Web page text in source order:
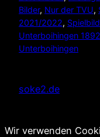
Bilder, Nur der TVU,
2021/2022,
Unterboihingen
Unterboihingen
soke2.de
Wir verwenden